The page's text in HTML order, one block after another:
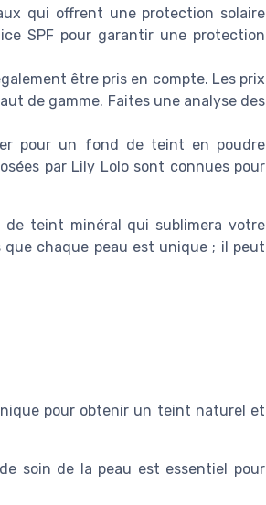
qui offrent une protection solaire
SPF pour garantir une protection
être pris en compte. Les prix
de gamme. Faites une analyse des
pour un fond de teint en poudre
par Lily Lolo sont connues pour
teint minéral qui sublimera votre
chaque peau est unique ; il peut
pour obtenir un teint naturel et
soin de la peau est essentiel pour